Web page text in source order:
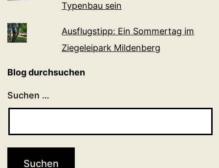
Typenbau sein
Ausflugstipp: Ein Sommertag im
Ziegeleipark Mildenberg
Blog durchsuchen
Suchen …